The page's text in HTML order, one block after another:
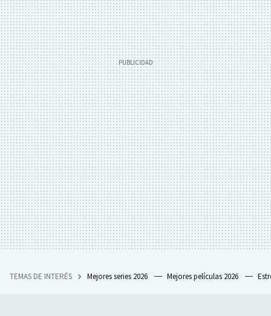
TEMAS DE INTERÉS Mejores series 2026 Mejores películas 2026